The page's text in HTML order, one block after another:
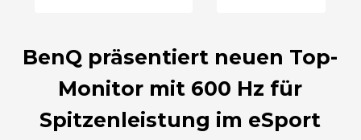
BenQ präsentiert neuen Top-
Monitor mit 600 Hz für
Spitzenleistung im eSport